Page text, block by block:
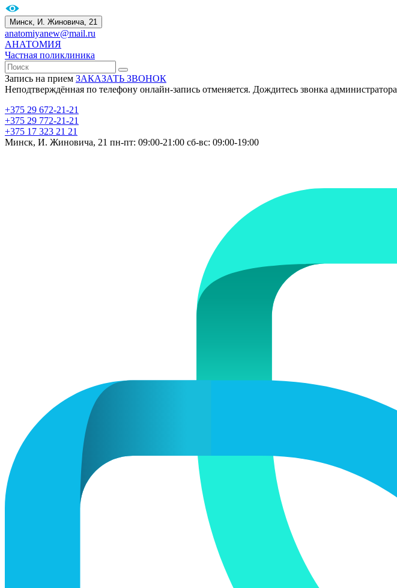
Минск, И. Жиновича, 21
anatomiyanew@mail.ru
АНАТОМИЯ
Частная поликлиника
Запись на прием ЗАКАЗАТЬ ЗВОНОК
Неподтверждённая по телефону онлайн-запись отменяется. Дождитесь звонка администратора
+375 29 672-21-21
+375 29 772-21-21
+375 17 323 21 21
Минск, И. Жиновича, 21 пн-пт: 09:00-21:00 сб-вс: 09:00-19:00